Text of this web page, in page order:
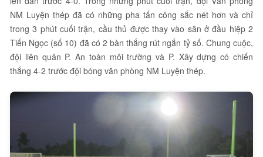
NM Luyện thép đã có những pha tấn công sắc nét hơn và chỉ
trong 3 phút cuối trận, cầu thủ được thay vào sân ở đầu hiệp 2
Tiến Ngọc (số 10) đã có 2 bàn thắng rút ngắn tỷ số. Chung cuộc,
đội liên quân P. An toàn môi trường và P. Xây dựng có chiến
thắng 4-2 trước đội bóng văn phòng NM Luyện thép.